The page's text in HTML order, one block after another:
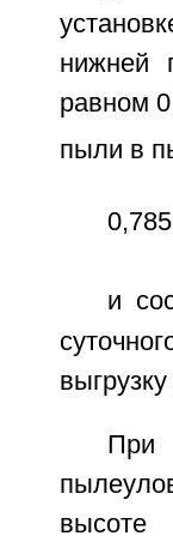
нижней
равном
пыли в
и
При